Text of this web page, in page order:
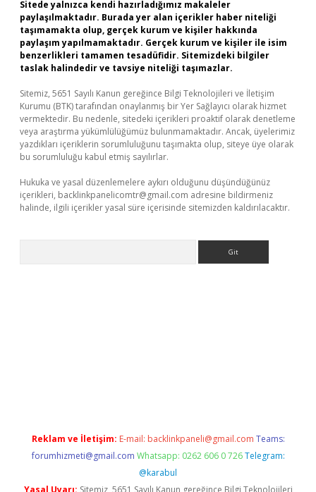
Sitede yalnızca kendi hazırladığımız makaleler
paylaşılmaktadır. Burada yer alan içerikler haber niteliği
taşımamakta olup, gerçek kurum ve kişiler hakkında
paylaşım yapılmamaktadır. Gerçek kurum ve kişiler ile isim
benzerlikleri tamamen tesadüfidir. Sitemizdeki bilgiler
taslak halindedir ve tavsiye niteliği taşımazlar.
Sitemiz, 5651 Sayılı Kanun gereğince Bilgi Teknolojileri ve İletişim
Kurumu (BTK) tarafından onaylanmış bir Yer Sağlayıcı olarak hizmet
vermektedir. Bu nedenle, sitedeki içerikleri proaktif olarak denetleme
veya araştırma yükümlülüğümüz bulunmamaktadır. Ancak, üyelerimiz
yazdıkları içeriklerin sorumluluğunu taşımakta olup, siteye üye olarak
bu sorumluluğu kabul etmiş sayılırlar.
Hukuka ve yasal düzenlemelere aykırı olduğunu düşündüğünüz
içerikleri, backlinkpanelicomtr@gmail.com adresine bildirmeniz
halinde, ilgili içerikler yasal süre içerisinde sitemizden kaldırılacaktır.
Reklam ve İletişim: E-mail: backlinkpaneli@gmail.com Teams:
forumhizmeti@gmail.com Whatsapp: 0262 606 0 726 Telegram:
@karabul
Yasal Uyarı: Sitemiz, 5651 Sayılı Kanun gereğince Bilgi Teknolojileri